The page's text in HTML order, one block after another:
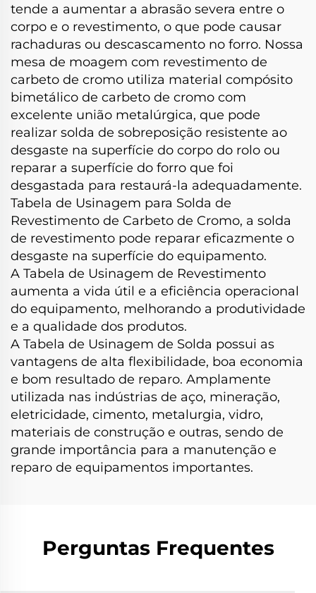
tende a aumentar a abrasão severa entre o
corpo e o revestimento, o que pode causar
rachaduras ou descascamento no forro. Nossa
mesa de moagem com revestimento de
carbeto de cromo utiliza material compósito
bimetálico de carbeto de cromo com
excelente união metalúrgica, que pode
realizar solda de sobreposição resistente ao
desgaste na superfície do corpo do rolo ou
reparar a superfície do forro que foi
desgastada para restaurá-la adequadamente.
Tabela de Usinagem para Solda de
Revestimento de Carbeto de Cromo, a solda
de revestimento pode reparar eficazmente o
desgaste na superfície do equipamento.
A Tabela de Usinagem de Revestimento
aumenta a vida útil e a eficiência operacional
do equipamento, melhorando a produtividade
e a qualidade dos produtos.
A Tabela de Usinagem de Solda possui as
vantagens de alta flexibilidade, boa economia
e bom resultado de reparo. Amplamente
utilizada nas indústrias de aço, mineração,
eletricidade, cimento, metalurgia, vidro,
materiais de construção e outras, sendo de
grande importância para a manutenção e
reparo de equipamentos importantes.
Perguntas Frequentes